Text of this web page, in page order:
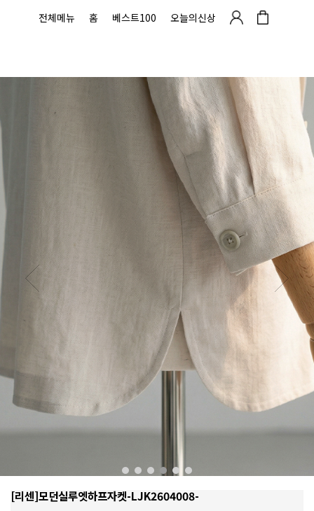
전체메뉴 홈 베스트100 오늘의신상
[리센]모던실루엣하프자켓-LJK2604008-